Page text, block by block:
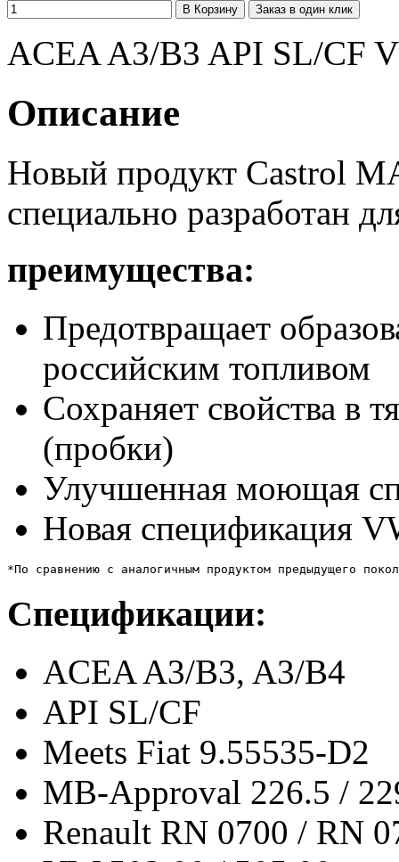
Заказ в один клик
ACEA A3/B3 API SL/CF
Описание
Новый продукт Castrol
специально разработан
преимущества:
Предотвращает
российским топливом
Сохраняет свойства в
(пробки)
Улучшенная моющая
Новая спецификация
*По сравнению с аналогичным продуктом предыдущего
Спецификации:
ACEA A3/B3, A3/B4
API SL/CF
Meets Fiat 9.55535-D2
MB-Approval 226.5 /
Renault RN 0700 / RN